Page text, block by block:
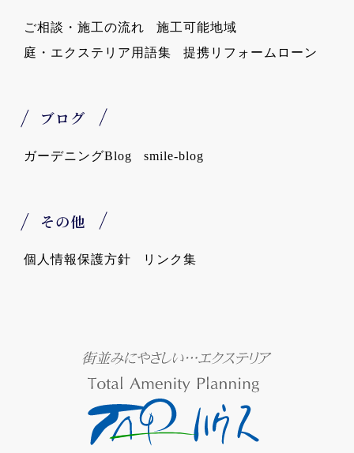
ご相談・施工の流れ
施工可能地域
庭・エクステリア用語集
提携リフォームローン
ブログ
ガーデニングBlog smile-blog
その他
個人情報保護方針 リンク集